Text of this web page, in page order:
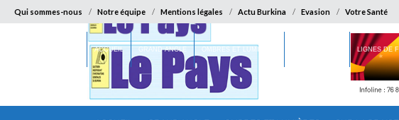
Qui sommes-nous Notre équipe Mentions légales Actu Burkina Evasion Votre Santé
ACCUEIL GRAND ANGLE OMBRES ET LUMIÈRES LIGNES DE